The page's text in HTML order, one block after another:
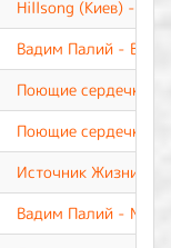
Hillsong (Киев) -
Вадим Палий - Весь
Поющие сердечки -
Поющие сердечки -
Источник Жизни - Я
Вадим Палий - Мой